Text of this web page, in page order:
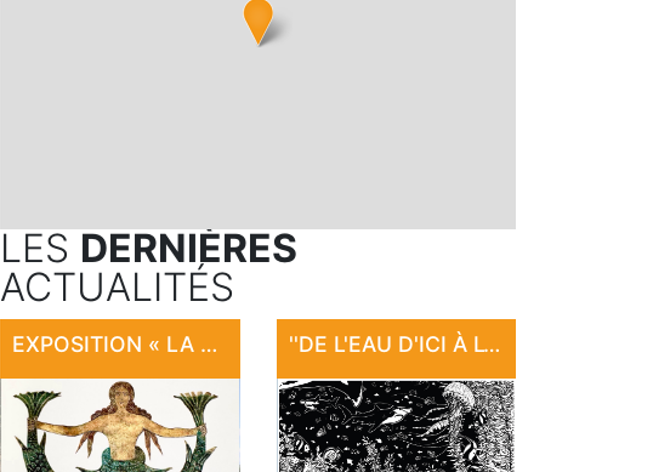
LES DERNIÈRES
ACTUALITÉS
EXPOSITION « LA LÉGENDE DES SIRÈNES DE LARAMIÈRE » ''DE L'EAU D'ICI À L'EAU DE LÀ'' : EXPOSITION "SANCTUAIRE"